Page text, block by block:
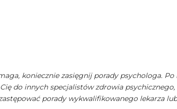
koniecznie zasięgnij porady psychologa.
do innych specjalistów zdrowia
porady wykwalifikowanego lekarza